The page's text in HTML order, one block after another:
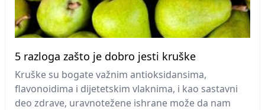
5 razloga zašto je dobro jesti kruške
Kruške su bogate važnim antioksidansima,
flavonoidima i dijetetskim vlaknima, i kao sastavni
deo zdrave, uravnotežene ishrane može da nam